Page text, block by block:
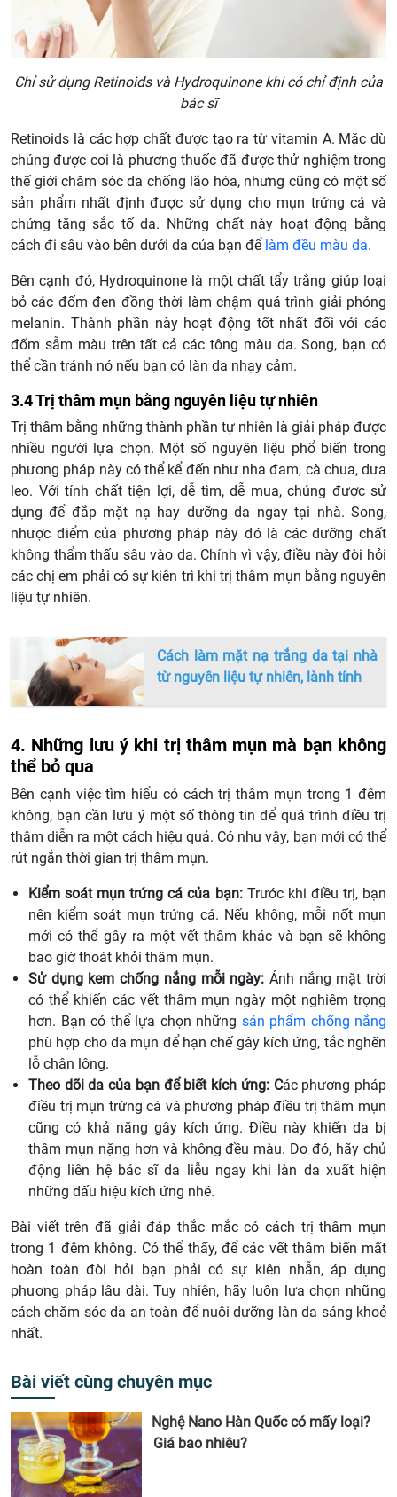
Chỉ sử dụng Retinoids và Hydroquinone khi có chỉ định của
bác sĩ
Retinoids là các hợp chất được tạo ra từ vitamin A. Mặc dù
chúng được coi là phương thuốc đã được thử nghiệm trong
thế giới chăm sóc da chống lão hóa, nhưng cũng có một số
sản phẩm nhất định được sử dụng cho mụn trứng cá và
chứng tăng sắc tố da. Những chất này hoạt động bằng
cách đi sâu vào bên dưới da của bạn để làm đều màu da.
Bên cạnh đó, Hydroquinone là một chất tẩy trắng giúp loại
bỏ các đốm đen đồng thời làm chậm quá trình giải phóng
melanin. Thành phần này hoạt động tốt nhất đối với các
đốm sẫm màu trên tất cả các tông màu da. Song, bạn có
thể cần tránh nó nếu bạn có làn da nhạy cảm.
3.4 Trị thâm mụn bằng nguyên liệu tự nhiên
Trị thâm bằng những thành phần tự nhiên là giải pháp được
nhiều người lựa chọn. Một số nguyên liệu phổ biến trong
phương pháp này có thể kể đến như nha đam, cà chua, dưa
leo. Với tính chất tiện lợi, dễ tìm, dễ mua, chúng được sử
dụng để đắp mặt nạ hay dưỡng da ngay tại nhà. Song,
nhược điểm của phương pháp này đó là các dưỡng chất
không thẩm thấu sâu vào da. Chính vì vậy, điều này đòi hỏi
các chị em phải có sự kiên trì khi trị thâm mụn bằng nguyên
liệu tự nhiên.
Cách làm mặt nạ trắng da tại nhà
từ nguyên liệu tự nhiên, lành tính
4. Những lưu ý khi trị thâm mụn mà bạn không
thể bỏ qua
Bên cạnh việc tìm hiểu có cách trị thâm mụn trong 1 đêm
không, bạn cần lưu ý một số thông tin để quá trình điều trị
thâm diễn ra một cách hiệu quả. Có nhu vậy, bạn mới có thể
rút ngắn thời gian trị thâm mụn.
Kiểm soát mụn trứng cá của bạn:Trước khi điều trị, bạn
nên kiểm soát mụn trứng cá. Nếu không, mỗi nốt mụn
mới có thể gây ra một vết thâm khác và bạn sẽ không
bao giờ thoát khỏi thâm mụn.
Sử dụng kem chống nắng mỗi ngày: Ánh nắng mặt trời
có thể khiến các vết thâm mụn ngày một nghiêm trọng
hơn. Bạn có thể lựa chọn những sản phẩm chống nắng
phù hợp cho da mụn để hạn chế gây kích ứng, tắc nghẽn
lỗ chân lông.
Theo dõi da của bạn để biết kích ứng: Các phương pháp
điều trị mụn trứng cá và phương pháp điều trị thâm mụn
cũng có khả năng gây kích ứng. Điều này khiến da bị
thâm mụn nặng hơn và không đều màu. Do đó, hãy chủ
động liên hệ bác sĩ da liễu ngay khi làn da xuất hiện
những dấu hiệu kích ứng nhé.
Bài viết trên đã giải đáp thắc mắc có cách trị thâm mụn
trong 1 đêm không. Có thể thấy, để các vết thâm biến mất
hoàn toàn đòi hỏi bạn phải có sự kiên nhẫn, áp dụng
phương pháp lâu dài. Tuy nhiên, hãy luôn lựa chọn những
cách chăm sóc da an toàn để nuôi dưỡng làn da sáng khoẻ
nhất.
Bài viết cùng chuyên mục
Nghệ Nano Hàn Quốc có mấy loại?
Giá bao nhiêu?